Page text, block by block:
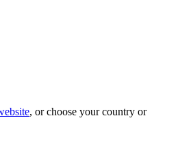
, or choose your country or